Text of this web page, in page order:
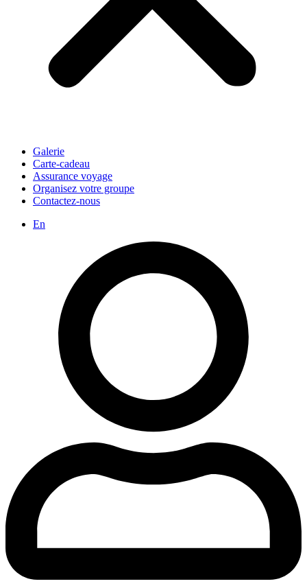
Galerie
Carte-cadeau
Assurance voyage
Organisez votre groupe
Contactez-nous
En